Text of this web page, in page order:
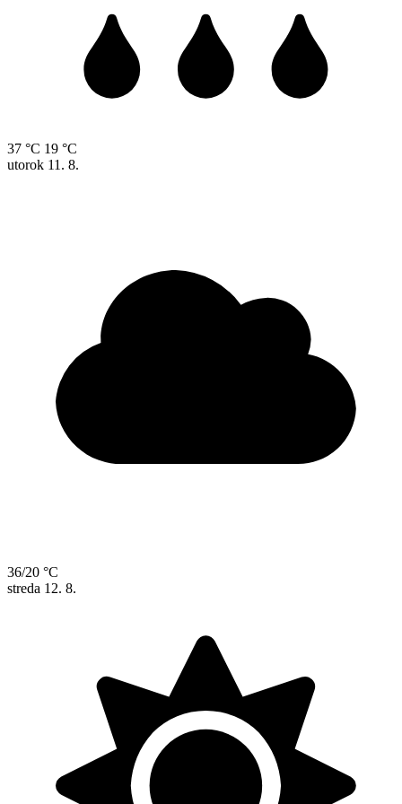
37 °C 19 °C
utorok 11. 8.
36/20 °C
streda 12. 8.